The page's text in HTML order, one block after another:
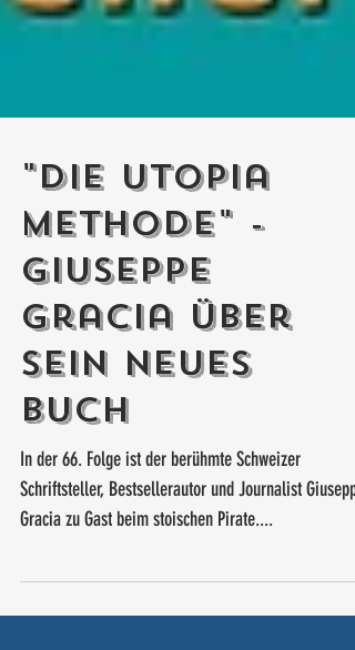
"Die Utopia
Methode" -
Giuseppe
Gracia über
sein neues
Buch
In der 66. Folge ist der berühmte Schweizer
Schriftsteller, Bestsellerautor und Journalist Giuseppe